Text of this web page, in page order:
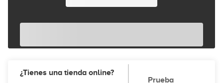
¿Tienes una tienda online?
Prueba